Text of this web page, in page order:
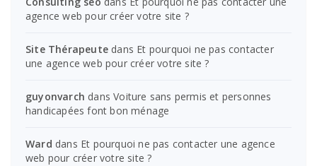
agence web pour créer votre site ?
Site Thérapeute dans Et pourquoi ne pas contacter
une agence web pour créer votre site ?
guyonvarch dansVoiture sans permis et personnes
handicapées font bon ménage
Ward dans Et pourquoi ne pas contacter une agence
web pour créer votre site ?